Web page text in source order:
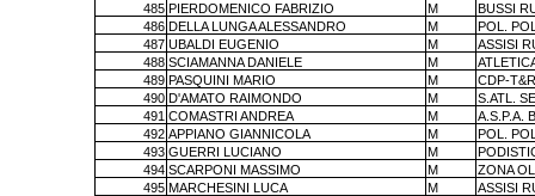
485 PIERDOMENICO FABRIZIO M
BUSSI
486 DELLA LUNGA ALESSANDRO M
POL.
487 UBALDI EUGENIO M
ASSISI
488 SCIAMANNA DANIELE M
489 PASQUINI MARIO M
CDP-
490 D'AMATO RAIMONDO M
S.ATL.
491 COMASTRI ANDREA M
A.S.P.A.
492 APPIANO GIANNICOLA M
POL.
493 GUERRI LUCIANO M
494 SCARPONI MASSIMO M
ZONA
495 MARCHESINI LUCA M
ASSISI